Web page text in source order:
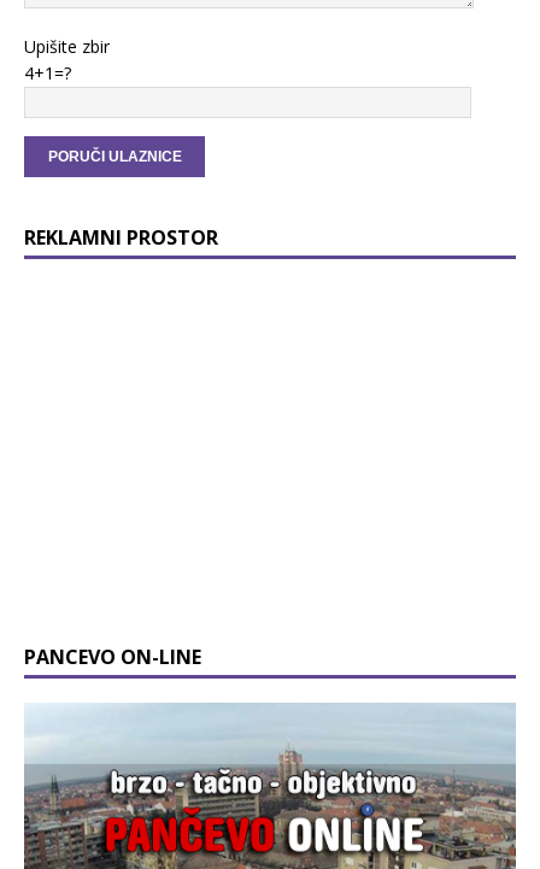
Upišite zbir
4+1=?
REKLAMNI PROSTOR
PANCEVO ON-LINE